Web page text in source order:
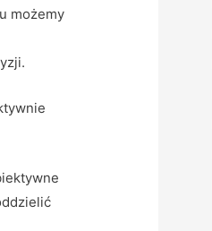
możemy